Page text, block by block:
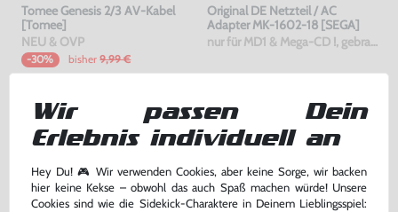
Tomee Genesis 2/3 AV-Kabel
[Tomee]
NEU & OVP
-30% bisher 9,99 €
Original DE Netzteil / AC
Adapter MK-1602-18 [SEGA]
nur für MD1 & Mega-CD !, gebraucht
Warenkorb
Wir passen Dein
Erlebnis individuell an
Hey Du! 🎮 Wir verwenden Cookies, aber keine Sorge, wir backen
hier keine Kekse – obwohl das auch Spaß machen würde! Unsere
Cookies sind wie die Sidekick-Charaktere in Deinem Lieblingsspiel: